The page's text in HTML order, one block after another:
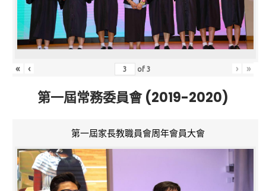
« ‹ of3 › »
第一屆常務委員會 (2019-2020)
第一屆家長教職員會周年會員大會